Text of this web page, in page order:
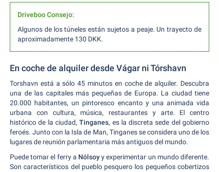
Driveboo Consejo:
Algunos de los túneles están sujetos a peaje. Un trayecto de
aproximadamente 130 DKK.
En coche de alquiler desde Vágar ni Tórshavn
Torshavn está a sólo 45 minutos en coche de alquiler. Descubra
una de las capitales más pequeñas de Europa. La ciudad tiene
20.000 habitantes, un pintoresco encanto y una animada vida
urbana con cultura, música, restaurantes y arte. El centro
histórico de la ciudad,Tinganes, es la discreta sede del gobierno
feroés. Junto con la Isla de Man, Tinganes se considera uno de los
lugares de reunión parlamentaria más antiguos del mundo.
Puede tomar el ferry a Nólsoyy experimentar un mundo diferente.
Son característicos del pueblo pesquero los pequeños cobertizos